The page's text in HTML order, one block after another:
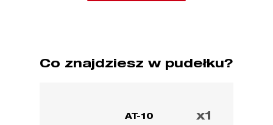
Co znajdziesz w pudełku?
AT-10 x1